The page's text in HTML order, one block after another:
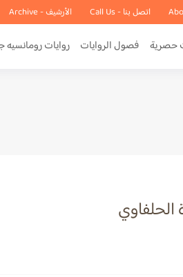
اتصل بنا - Call Us الأرشيف - Archive
حصرية فصول الروايات روايات رومانسيه